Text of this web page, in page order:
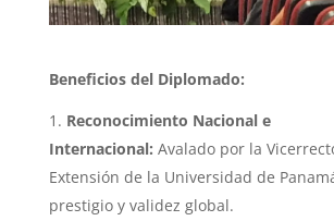
Beneficios del Diplomado:
Reconocimiento Nacional e
Internacional: Avalado por la
Extensión de la Universidad de
prestigio y validez global.